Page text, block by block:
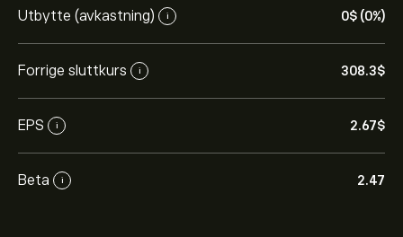
Utbytte (avkastning) i 0‎$‎ (0%)
Forrige sluttkurs i 308.3‎$‎
EPS i 2.67‎$‎
Beta i 2.47